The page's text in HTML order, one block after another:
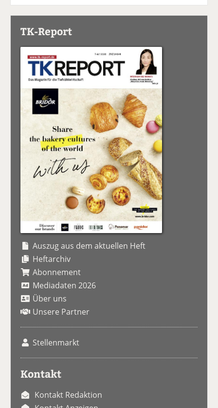
TK-Report
Auszug aus dem aktuellen Heft
Heftarchiv
Abonnement
Mediadaten 2026
Über uns
Unsere Partner
Stellenmarkt
Kontakt
Kontakt Redaktion